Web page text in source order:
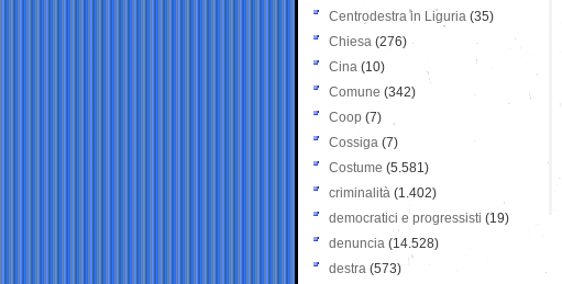
Centrodestra in Liguria (35)
Chiesa (276)
Cina (10)
Comune (342)
Coop (7)
Cossiga (7)
Costume (5.581)
criminalità (1.402)
democratici e progressisti (19)
denuncia (14.528)
destra (573)